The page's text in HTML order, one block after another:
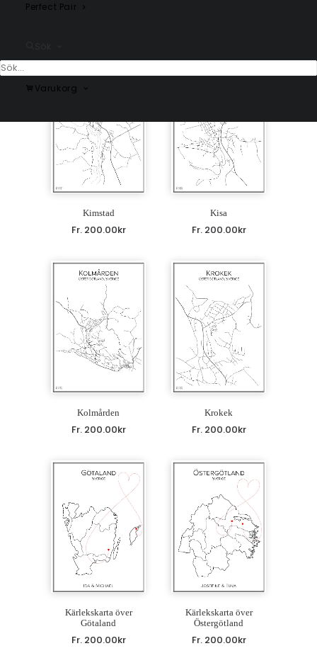
Perfect Pair
Varukorg
Kimstad
Fr. 200.00kr
Kisa
Fr. 200.00kr
Kolmården
Fr. 200.00kr
Krokek
Fr. 200.00kr
Kärlekskarta över
Götaland
Fr. 200.00kr
Kärlekskarta över
Östergötland
Fr. 200.00kr